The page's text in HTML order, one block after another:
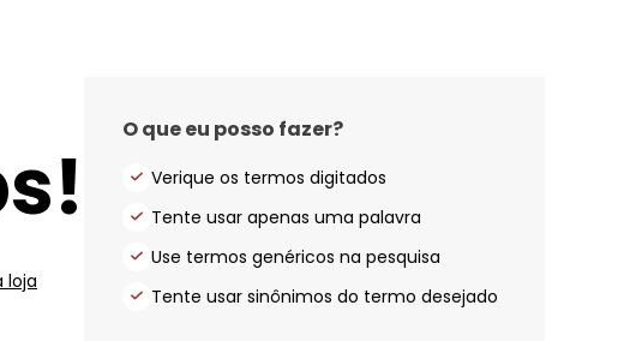
loja
O que eu posso fazer?
Verique os termos digitados
Tente usar apenas uma palavra
Use termos genéricos na pesquisa
Tente usar sinônimos do termo desejado